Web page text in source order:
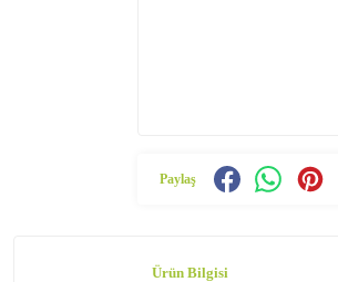
Paylaş
Ürün Bilgisi